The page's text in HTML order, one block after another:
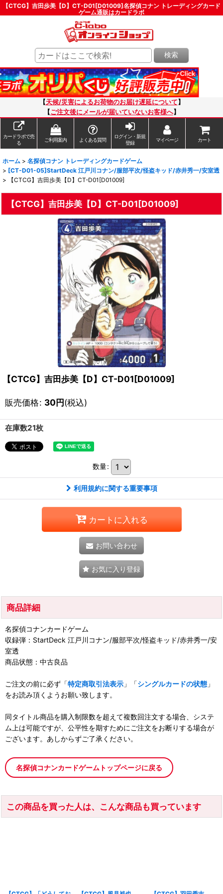
【CTCG】吉田歩美【D】CT-D01[D01009]名探偵コナン トレーディングカード
ゲーム通販はカードラボ
検索
【天候/災害によるお荷物のお届け遅延について 】
【ご注文後にメールが届いていないお客様へ】
カードラボで売
る
ご利用案内 よくある質問
ログイン・新規
登録
マイページ カート
ホーム > 名探偵コナン トレーディングカードゲーム
> [CT-D01-05]StartDeck 江戸川コナン/服部平次/怪盗キッド/赤井秀一/安室透
>
【CTCG】吉田歩美【D】CT-D01[D01009]
【CTCG】吉田歩美【D】CT-D01[D01009]
【CTCG】吉田歩美【D】CT-D01[D01009]
販売価格: 30円(税込)
在庫数21枚
数量:
利用規約に関する重要事項
カートに入れる
お問い合わせ
お気に入り登録
商品詳細
名探偵コナンカードゲーム
収録弾：StartDeck 江戸川コナン/服部平次/怪盗キッド/赤井秀一/安
室透
商品状態：中古良品
ご注文の前に必ず「特定商取引法表示 」「シングルカードの状態 」
をお読み頂くようお願い致します。
同タイトル商品を購入制限数を超えて複数回注文する場合、システ
ム上は可能ですが、公平性を期すためにご注文をお断りする場合が
ございます。あしからずご了承ください。
名探偵コナンカードゲームトップページに戻る
この商品を買った人は、こんな商品も買っています